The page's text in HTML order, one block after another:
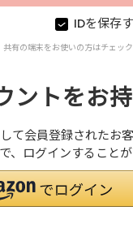
IDを保存
共有の端末をお使いの方はチェッ
ントをお
て会員登録されたお客
、ログインすることが